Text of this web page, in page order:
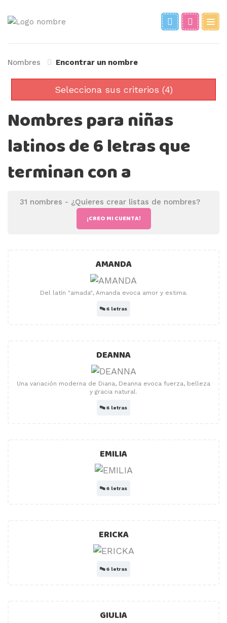
Nombres Encontrar un nombre
Selecciona sus criterios (4)
Nombres para niñas
latinos de 6 letras que
terminan con a
31 nombres - ¿Quieres crear listas de nombres?
¡CREO MI CUENTA!
AMANDA
Del latín "amada", Amanda evoca amor y estima.
🔤6 letras
DEANNA
Una variación moderna de Diana, Deanna evoca fuerza, belleza
y gracia natural.
🔤6 letras
EMILIA
🔤6 letras
ERICKA
🔤6 letras
GIULIA